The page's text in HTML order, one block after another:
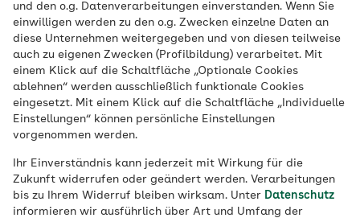
und den o.g. Datenverarbeitungen einverstanden. Wenn Sie
einwilligen werden zu den o.g. Zwecken einzelne Daten an
diese Unternehmen weitergegeben und von diesen teilweise
auch zu eigenen Zwecken (Profilbildung) verarbeitet. Mit
einem Klick auf die Schaltfläche „Optionale Cookies
ablehnen“ werden ausschließlich funktionale Cookies
eingesetzt. Mit einem Klick auf die Schaltfläche „Individuelle
Einstellungen“ können persönliche Einstellungen
vorgenommen werden.
Ihr Einverständnis kann jederzeit mit Wirkung für die
Zukunft widerrufen oder geändert werden. Verarbeitungen
bis zu Ihrem Widerruf bleiben wirksam. Unter Datenschutz
informieren wir ausführlich über Art und Umfang der
Wie Menschen mit einer demenziellen
Erkrankung besser zu Hause leben können,
stellt die AOK Rheinland/Hamburg in ihrer
„Musterwohnung Demenz“ in mehreren
Regionen vor.